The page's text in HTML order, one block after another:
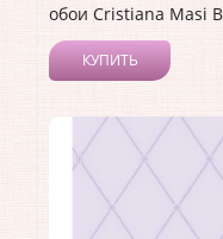
обои Cristiana Masi
КУПИТЬ
Коллекция:
Bim Bum
Длина рулона:
Ширина рулона:
0.26
Материал покрытия:
Страна: Италия